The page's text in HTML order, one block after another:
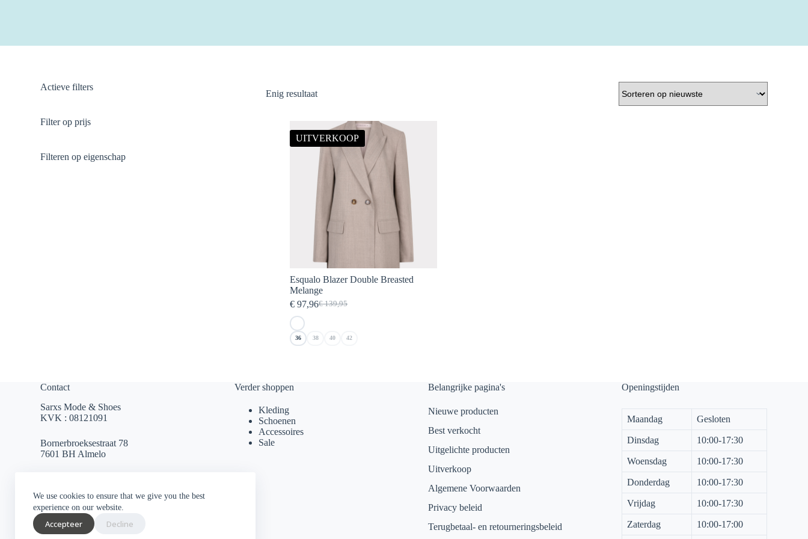
We use cookies to ensure that we give you the best
experience on our website.
Accepteer Decline
Enig resultaat
UITVERKOOP
Esqualo Blazer Double Breasted
Melange
€139,95
Oorspronkelijke
€ 139,95.
€ 97,96Huidige
€ 97,96.
36 38 40 42
Actieve filters
Filter op prijs
Filteren op eigenschap
Contact
Sarxs Mode & Shoes
KVK : 08121091
Bornerbroeksestraat 78
7601 BH Almelo
0546 812 230
Socials
Verder shoppen
Kleding
Schoenen
Accessoires
Sale
Belangrijke pagina's
Nieuwe producten
Best verkocht
Uitgelichte producten
Uitverkoop
Algemene Voorwaarden
Privacy beleid
Terugbetaal- en retourneringsbeleid
Openingstijden
Maandag Gesloten
Dinsdag 10:00-17:30
Woensdag 10:00-17:30
Donderdag 10:00-17:30
Vrijdag 10:00-17:30
Zaterdag 10:00-17:00